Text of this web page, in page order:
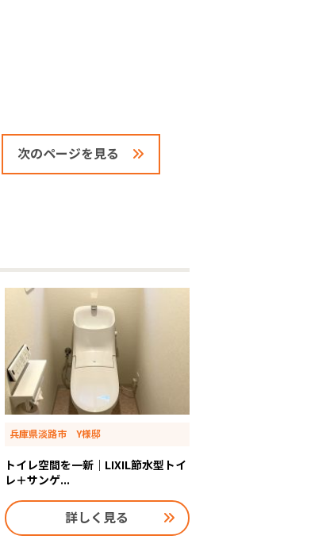
次のページを見る
兵庫県淡路市 Y様邸
トイレ空間を一新｜LIXIL節水型トイ
レ＋サンゲ...
詳しく見る